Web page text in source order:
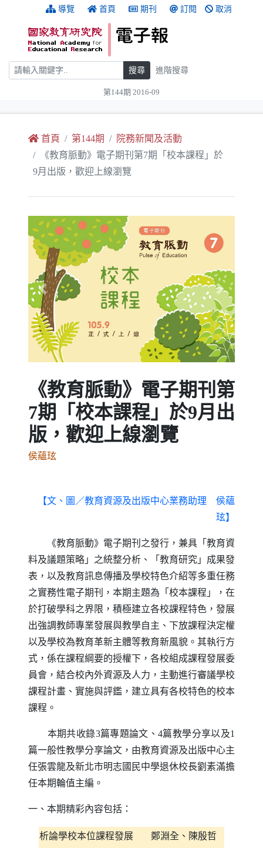
跳到主要內容 導覽 首頁 期刊 訂閱 取消
搜尋 搜尋 進階搜尋
第144期 2016-09
首頁 第144期
院務新聞及活動
《教育脈動》電子期刊第7期「校本課程」於
9月出版，歡迎上線瀏覽
Previous Next
《教育脈動》電子期刊第
7期「校本課程」於9月出
版，歡迎上線瀏覽
侯蘊玹
【文、圖／教育資源及出版中心業務助理 侯蘊
玹】
《教育脈動》電子期刊之發行，兼具「教育資
料及議題策略」之統整分析、「教育研究」成果發
表，以及教育訊息傳播及學校特色介紹等多重任務
之實務性電子期刊，本期主題為「校本課程」，在
於打破學科之界限，積極建立各校課程特色，發展
出強調教師專業發展與教學自主、下放課程決定權
以及學校為教育革新主體等教育新風貌。其執行方
式，係在課程綱要的授權下，各校組成課程發展委
員會，結合校內外資源及人力，主動進行審議學校
課程計畫、實施與評鑑，建立具有各校特色的校本
課程。
本期共收錄3篇專題論文、4篇教學分享以及1
篇一般性教學分享論文，由教育資源及出版中心主
任張雲龍及新北市明志國民中學退休校長劉素滿擔
任本期輪值主編。
一、本期精彩內容包括：
析論學校本位課程發展
鄭淵全、陳殷哲